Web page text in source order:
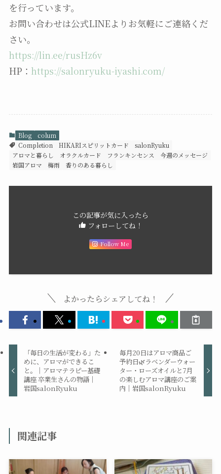
を行っています。
お問い合わせは公式LINEよりお気軽にご連絡くだ
さい。
https://lin.ee/rusHz6v
HP： https://salonryuku-iyashi.com/
Blog
colum
Completion
HIKARIスピリットカード
salonRyuku
アロマと暮らし
オラクルカード フランキンセンス
今週のメッセージ
岩国アロマ
梅雨 香りのある暮らし
この記事が気に入ったら
フォローしてね！
Follow Me
よかったらシェアしてね！
「毎日の生活が変わる」た
めに、アロマができるこ
と。｜アロマテラピー基礎
講座 卒業生さんの物語｜
岩国salonRyuku
毎月20日はアロマ商品ご
予約日🌿ラベンダーウォー
ター・ローズオイルと7月
の楽しむアロマ講座のご案
内｜岩国salonRyuku
関連記事